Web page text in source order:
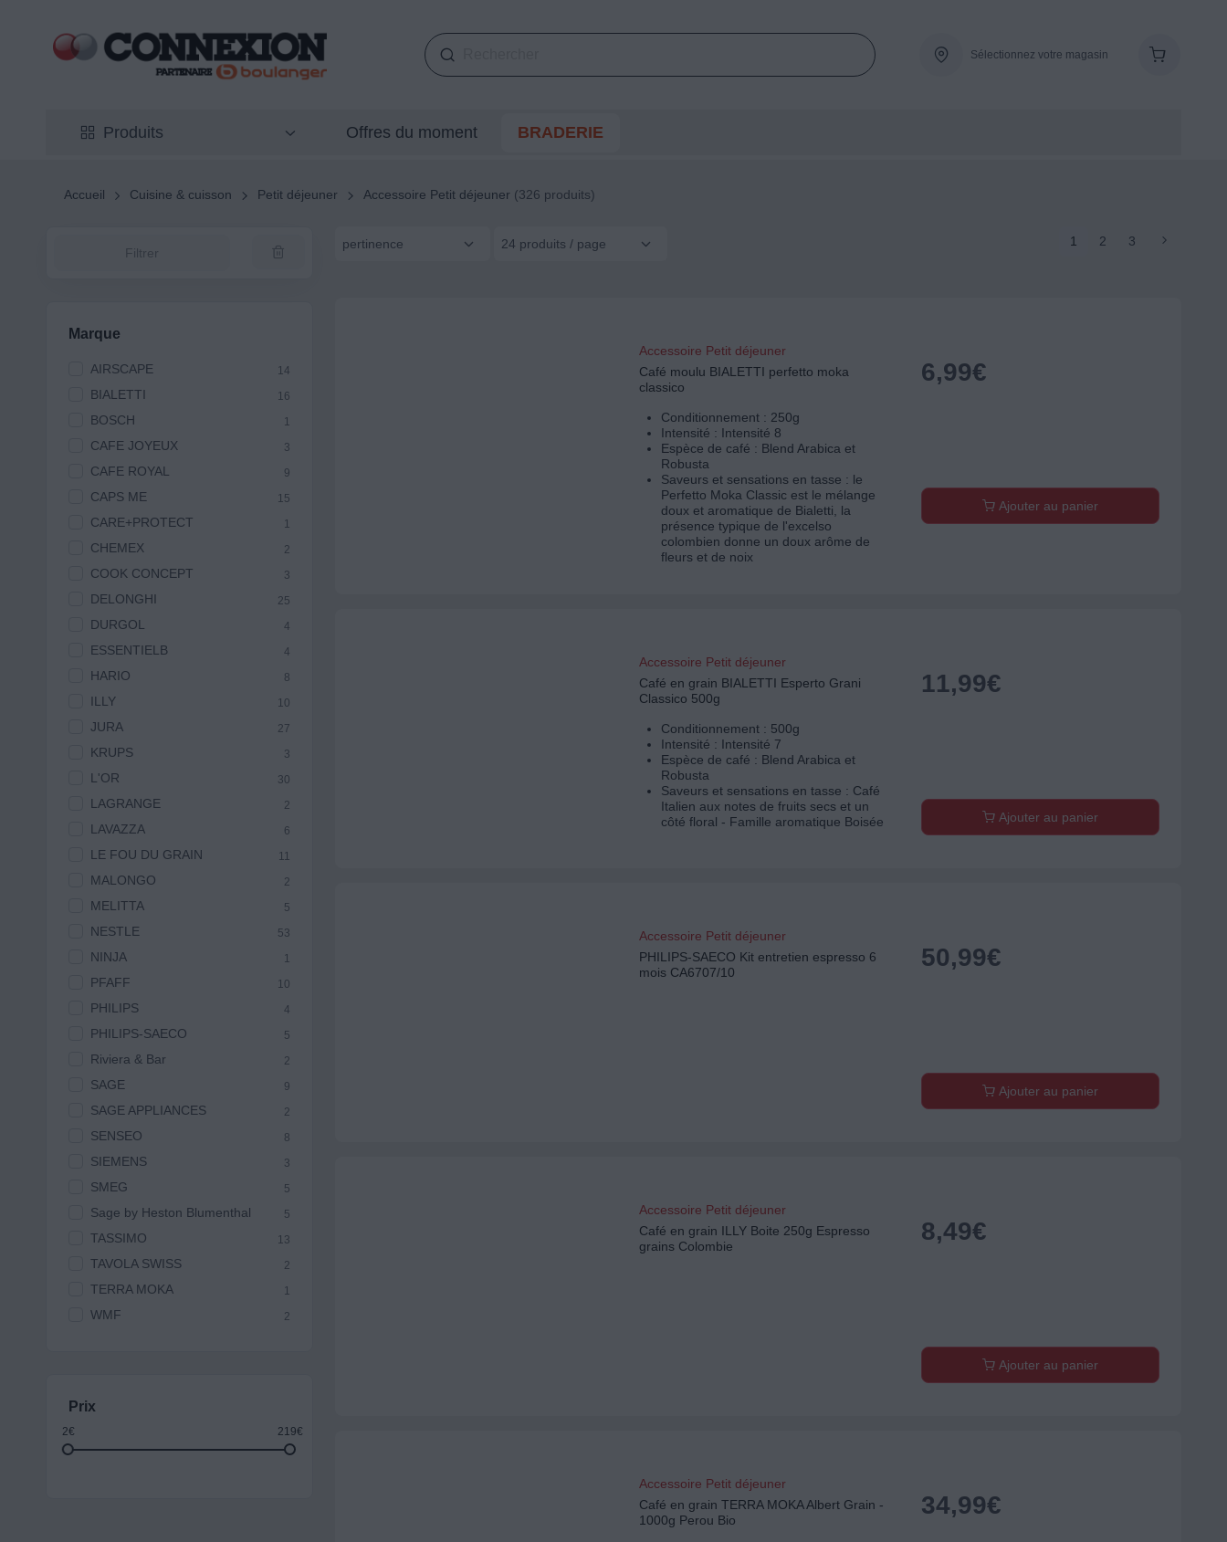
Sélectionnez votre magasin
Produits Offres du moment BRADERIE
Accueil Cuisine & cuisson Petit déjeuner Accessoire Petit déjeuner (326 produits)
Filtrer
Marque
AIRSCAPE 14
BIALETTI 16
BOSCH 1
CAFE JOYEUX 3
CAFE ROYAL 9
CAPS ME 15
CARE+PROTECT 1
CHEMEX 2
COOK CONCEPT 3
DELONGHI 25
DURGOL 4
ESSENTIELB 4
HARIO 8
ILLY 10
JURA 27
KRUPS 3
L'OR 30
LAGRANGE 2
LAVAZZA 6
LE FOU DU GRAIN 11
MALONGO 2
MELITTA 5
NESTLE 53
NINJA 1
PFAFF 10
PHILIPS 4
PHILIPS-SAECO 5
Riviera & Bar 2
SAGE 9
SAGE APPLIANCES 2
SENSEO 8
SIEMENS 3
SMEG 5
Sage by Heston Blumenthal 5
TASSIMO 13
TAVOLA SWISS 2
TERRA MOKA 1
WMF 2
Prix
2€ 219€
pertinence 24 produits / page 1 2 3
Accessoire Petit déjeuner
Café moulu BIALETTI perfetto moka
classico
Conditionnement : 250g
Intensité : Intensité 8
Espèce de café : Blend Arabica et
Robusta
Saveurs et sensations en tasse : le
Perfetto Moka Classic est le mélange
doux et aromatique de Bialetti, la
présence typique de l'excelso
colombien donne un doux arôme de
fleurs et de noix
6,99€
Ajouter au panier
Accessoire Petit déjeuner
Café en grain BIALETTI Esperto Grani
Classico 500g
Conditionnement : 500g
Intensité : Intensité 7
Espèce de café : Blend Arabica et
Robusta
Saveurs et sensations en tasse : Café
Italien aux notes de fruits secs et un
côté floral - Famille aromatique Boisée
11,99€
Ajouter au panier
Accessoire Petit déjeuner
PHILIPS-SAECO Kit entretien espresso 6
mois CA6707/10
50,99€
Ajouter au panier
Accessoire Petit déjeuner
Café en grain ILLY Boite 250g Espresso
grains Colombie
8,49€
Ajouter au panier
Accessoire Petit déjeuner
Café en grain TERRA MOKA Albert Grain -
1000g Perou Bio
34,99€